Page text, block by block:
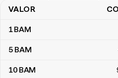
Tabela de conversão de Marcos
VALOR
1BAM
5 BAM
10 BAM